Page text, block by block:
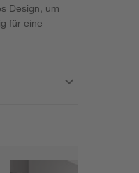
Design, um
für eine